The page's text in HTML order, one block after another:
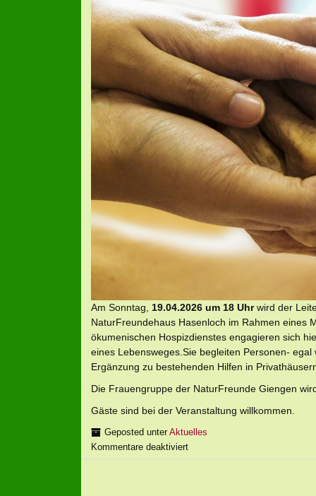
Am Sonntag, 19.04.2026 um 18 Uhrwird der
NaturFreundehaus Hasenloch im Rahmen eines
ökumenischen Hospizdienstes engagieren sich
eines Lebensweges.Sie begleiten Personen-
Ergänzung zu bestehenden Hilfen in
Die Frauengruppe der NaturFreunde Giengen
Gäste sind bei der Veranstaltung willkommen.
Geposted unterAktuelles
Kommentare deaktiviert